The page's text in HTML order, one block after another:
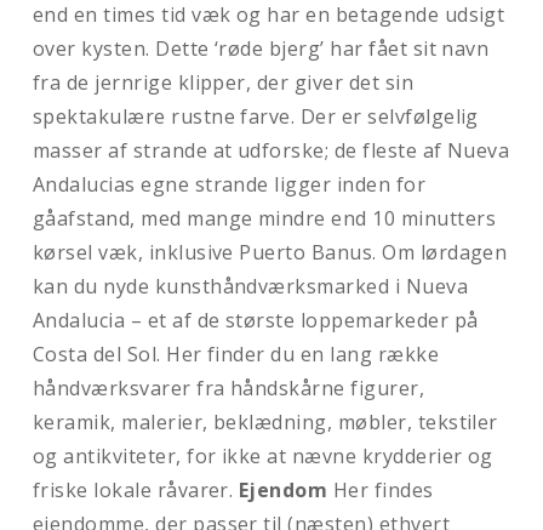
end en times tid væk og har en betagende udsigt
over kysten. Dette ‘røde bjerg’ har fået sit navn
fra de jernrige klipper, der giver det sin
spektakulære rustne farve. Der er selvfølgelig
masser af strande at udforske; de fleste af Nueva
Andalucias egne strande ligger inden for
gåafstand, med mange mindre end 10 minutters
kørsel væk, inklusive Puerto Banus. Om lørdagen
kan du nyde kunsthåndværksmarked i Nueva
Andalucia – et af de største loppemarkeder på
Costa del Sol. Her finder du en lang række
håndværksvarer fra håndskårne figurer,
keramik, malerier, beklædning, møbler, tekstiler
og antikviteter, for ikke at nævne krydderier og
friske lokale råvarer. Ejendom Her findes
ejendomme, der passer til (næsten) ethvert